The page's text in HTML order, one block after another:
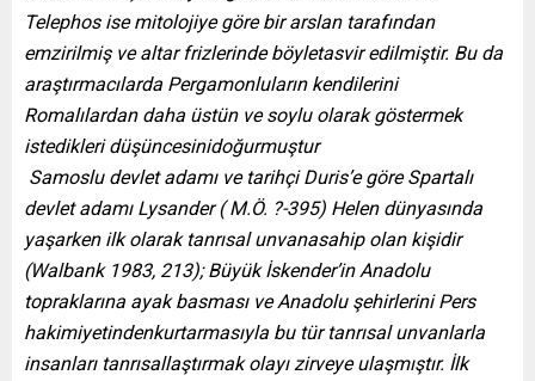
Telephos ise mitolojiye göre bir arslan tarafından
emzirilmiş ve altar frizlerinde böyletasvir edilmiştir. Bu da
araştırmacılarda Pergamonluların kendilerini
Romalılardan daha üstün ve soylu olarak göstermek
istedikleri düşüncesinidoğurmuştur
Samoslu devlet adamı ve tarihçi Duris’e göre Spartalı
devlet adamı Lysander ( M.Ö. ?-395) Helen dünyasında
yaşarken ilk olarak tanrısal unvanasahip olan kişidir
(Walbank 1983, 213); Büyük İskender’in Anadolu
topraklarına ayak basması ve Anadolu şehirlerini Pers
hakimiyetindenkurtarmasıyla bu tür tanrısal unvanlarla
insanları tanrısallaştırmak olayı zirveye ulaşmıştır. İlk